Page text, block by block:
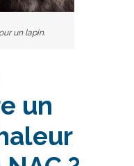
un lapin.
un